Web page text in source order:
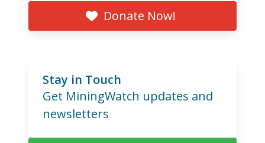
Donate Now!
Stay in Touch
Get MiningWatch updates and
newsletters